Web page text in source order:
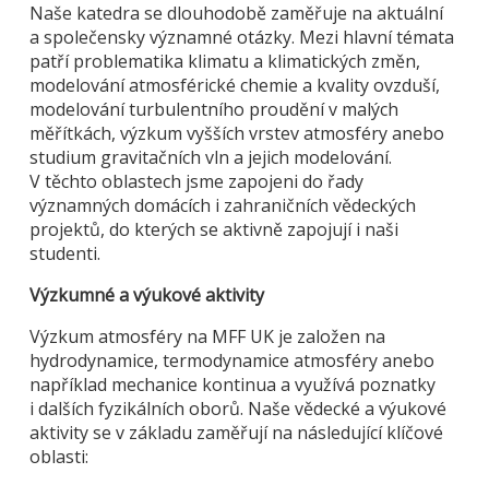
Naše katedra se dlouhodobě zaměřuje na aktuální
a společensky významné otázky. Mezi hlavní témata
patří problematika klimatu a klimatických změn,
modelování atmosférické chemie a kvality ovzduší,
modelování turbulentního proudění v malých
měřítkách, výzkum vyšších vrstev atmosféry anebo
studium gravitačních vln a jejich modelování.
V těchto oblastech jsme zapojeni do řady
významných domácích i zahraničních vědeckých
projektů, do kterých se aktivně zapojují i naši
studenti.
Výzkumné a výukové aktivity
Výzkum atmosféry na MFF UK je založen na
hydrodynamice, termodynamice atmosféry anebo
například mechanice kontinua a využívá poznatky
i dalších fyzikálních oborů. Naše vědecké a výukové
aktivity se v základu zaměřují na následující klíčové
oblasti: